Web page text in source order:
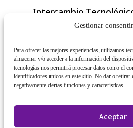
Gestionar
Para ofrecer las mejores experiencias, utilizamos
almacenar y/o acceder a la información del
tecnologías nos permitirá procesar datos como el
identificadores únicos en este sitio. No dar o retirar
negativamente ciertas funciones y características.
Aceptar
Intercambio
Historia de Éxito
Nota de Aplicación